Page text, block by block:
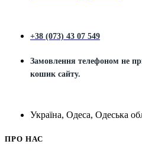
+38 (073) 43 07 549
Замовлення телефоном не
кошик сайту.
Україна, Одеса, Одеська
ПРО НАС